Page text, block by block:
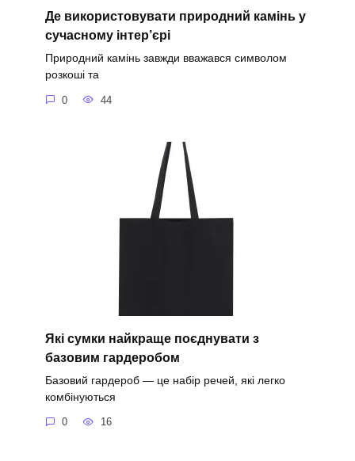
Де використовувати природний камінь у
сучасному інтер’єрі
Природний камінь завжди вважався символом
розкоші та
0 44
Які сумки найкраще поєднувати з
базовим гардеробом
Базовий гардероб — це набір речей, які легко
комбінуються
0 16